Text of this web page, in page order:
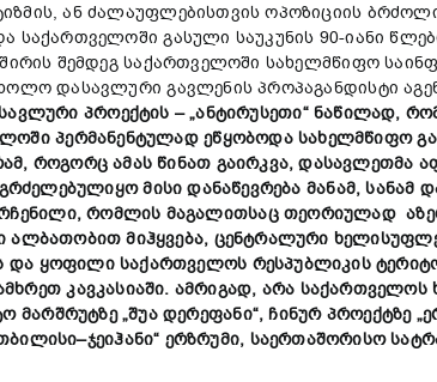
ან ძალაუფლებისთვის ოპოზიციის
გასული საუკუნის 90-იანი
შემდეგ საქართველოში სახელმწიფო
დასავლური გავლენის პროპაგანდისტი
პროექტის –„ანტირუსეთი“ ნაწილად,
პერმანენტულად ეწყობოდა სახელმწიფო
, როგორც ამას წინათ გაირკვა,დასავლეთმა
მისი დანაწევრება მანამ,სანამ
,რომლის მაგალითსაც თეორიულად
ალბათობით მიჰყვება, ცენტრალური
და ყოფილი საქართველოს რესპუბლიკის
კავკასიაში. ამრიგად, არა საქართველოს
მარშრუტზე„შუა დერეფანი“,ჩინურ პროექტზე„
–ჯეიჰანი“ ერზრუმი, საერთაშორისო